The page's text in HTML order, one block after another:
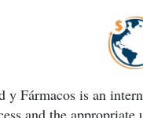
y Fármacos is an
and the